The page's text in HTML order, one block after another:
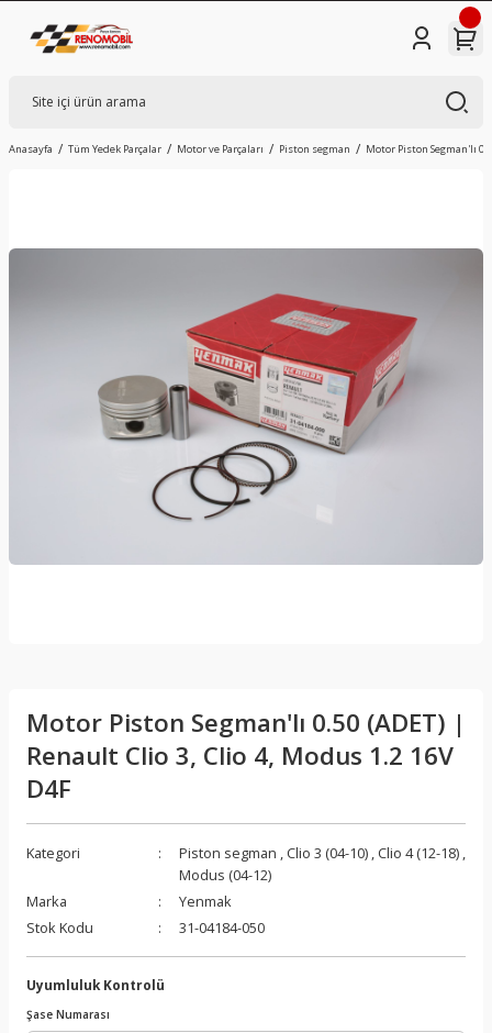
Anasayfa Tüm Yedek Parçalar Motor ve Parçaları Piston segman Motor Piston Segman'lı
Motor Piston Segman'lı 0.50 (ADET) |
Renault Clio 3, Clio 4, Modus 1.2 16V
D4F
Kategori Piston segman , Clio 3 (04-10) , Clio 4 (12-18) ,
Modus (04-12)
Marka
Yenmak
Stok Kodu
31-04184-050
Uyumluluk Kontrolü
Şase Numarası